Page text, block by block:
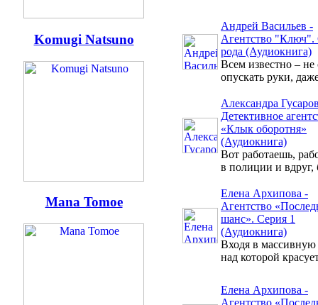
Komugi Natsuno
Mana Tomoe
Андрей Васильев -
Агентство "Ключ".
рода (Аудиокнига)
Всем известно – не
опускать руки,
Александра
Детективное
«Клык оборотня»
(Аудиокнига)
Вот работаешь,
в полиции и вдруг,
Елена Архипова -
Агентство
шанс». Серия 1
(Аудиокнига)
Входя в массивную
над которой
Елена Архипова -
Агентство